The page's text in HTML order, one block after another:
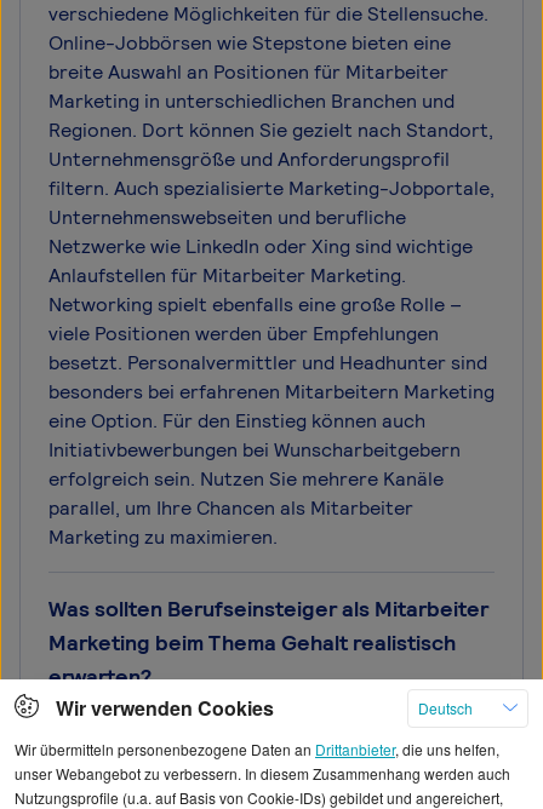
verschiedene Möglichkeiten für die Stellensuche.
Online-Jobbörsen wie Stepstone bieten eine
breite Auswahl an Positionen für Mitarbeiter
Marketing in unterschiedlichen Branchen und
Regionen. Dort können Sie gezielt nach Standort,
Unternehmensgröße und Anforderungsprofil
filtern. Auch spezialisierte Marketing-Jobportale,
Unternehmenswebseiten und berufliche
Netzwerke wie LinkedIn oder Xing sind wichtige
Anlaufstellen für Mitarbeiter Marketing.
Networking spielt ebenfalls eine große Rolle –
viele Positionen werden über Empfehlungen
besetzt. Personalvermittler und Headhunter sind
besonders bei erfahrenen Mitarbeitern Marketing
eine Option. Für den Einstieg können auch
Initiativbewerbungen bei Wunscharbeitgebern
erfolgreich sein. Nutzen Sie mehrere Kanäle
parallel, um Ihre Chancen als Mitarbeiter
Marketing zu maximieren.
Was sollten Berufseinsteiger als Mitarbeiter
Marketing beim Thema Gehalt realistisch
erwarten?
Berufseinsteiger als Mitarbeiter Marketing
ansetzen und sich am unteren bis mittleren
Bereich der Gehaltsspanne orientieren. Ohne
Wir verwenden Cookies
Deutsch
Wir übermitteln personenbezogene Daten an Drittanbieter, die uns helfen,
unser Webangebot zu verbessern. In diesem Zusammenhang werden auch
Nutzungsprofile (u.a. auf Basis von Cookie-IDs) gebildet und angereichert,